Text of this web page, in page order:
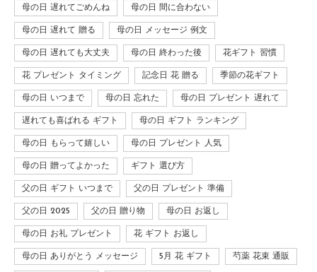
母の日 遅れてごめんね 母の日 間に合わない
母の日 遅れて 贈る 母の日 メッセージ 例文
母の日 遅れても大丈夫 母の日 終わった後 花ギフト 習慣
花 プレゼント タイミング 記念日 花 贈る 季節の花ギフト
母の日 いつまで 母の日 忘れた 母の日 プレゼント 遅れて
遅れても喜ばれる ギフト 母の日 ギフト ランキング
母の日 もらって嬉しい 母の日 プレゼント 人気
母の日 贈ってよかった ギフト 選び方
父の日 ギフト いつまで 父の日 プレゼント 準備
父の日 2025 父の日 贈り物 母の日 お返し
母の日 お礼 プレゼント 花 ギフト お返し
母の日 ありがとう メッセージ 5月 花 ギフト 芍薬 花束 通販